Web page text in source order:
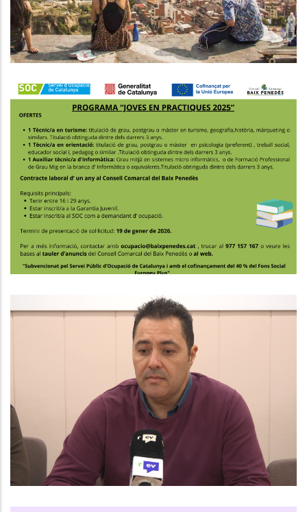
Joventut
PROGRAMA JOVES EN PRÀCTIQUES
2025
Ocupació
El Consell Comarcal Del Baix
Penedès Impulsa Noves
Contractacions Juvenils Amb El
Programa Joves En Pràctiques
2025
Joventut
Ocupació